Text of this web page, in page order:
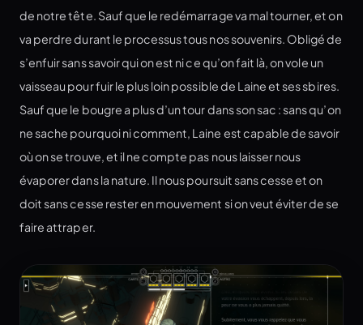
de notre tête. Sauf que le redémarrage va mal tourner, et on
va perdre durant le processus tous nos souvenirs. Obligé de
s’enfuir sans savoir qui on est ni ce qu’on fait là, on vole un
vaisseau pour fuir le plus loin possible de Laine et ses sbires.
Sauf que le bougre a plus d’un tour dans son sac : sans qu’on
ne sache pourquoi ni comment, Laine est capable de savoir
où on se trouve, et il ne compte pas nous laisser nous
évaporer dans la nature. Il nous poursuit sans cesse et on
doit sans cesse rester en mouvement si on veut éviter de se
faire attraper.